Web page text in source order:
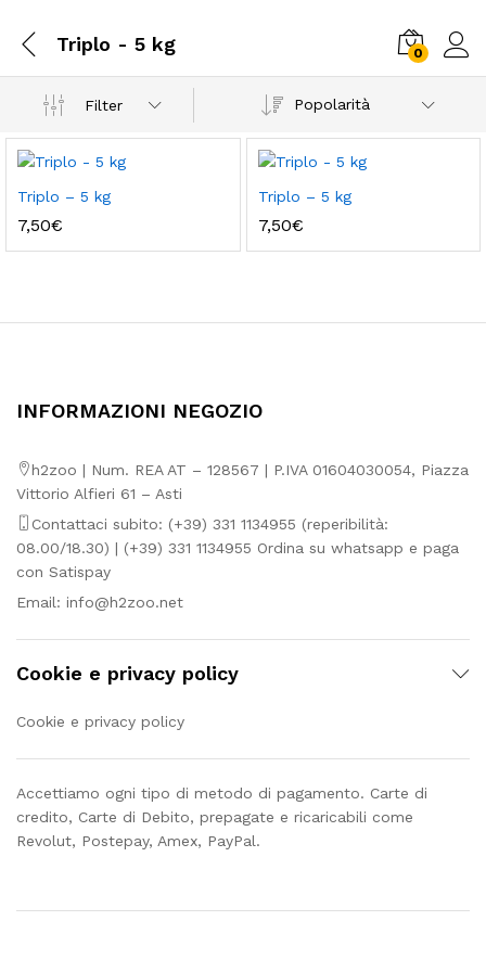
Triplo - 5 kg 0
Filter Popolarità
Triplo – 5 kg
7,50€
Triplo – 5 kg
7,50€
INFORMAZIONI NEGOZIO
h2zoo | Num. REA AT – 128567 | P.IVA 01604030054, Piazza
Vittorio Alfieri 61 – Asti
Contattaci subito: (+39) 331 1134955 (reperibilità:
08.00/18.30) | (+39) 331 1134955 Ordina su whatsapp e paga
con Satispay
Email: info@h2zoo.net
Cookie e privacy policy
Cookie e privacy policy
Accettiamo ogni tipo di metodo di pagamento. Carte di
credito, Carte di Debito, prepagate e ricaricabili come
Revolut, Postepay, Amex, PayPal.